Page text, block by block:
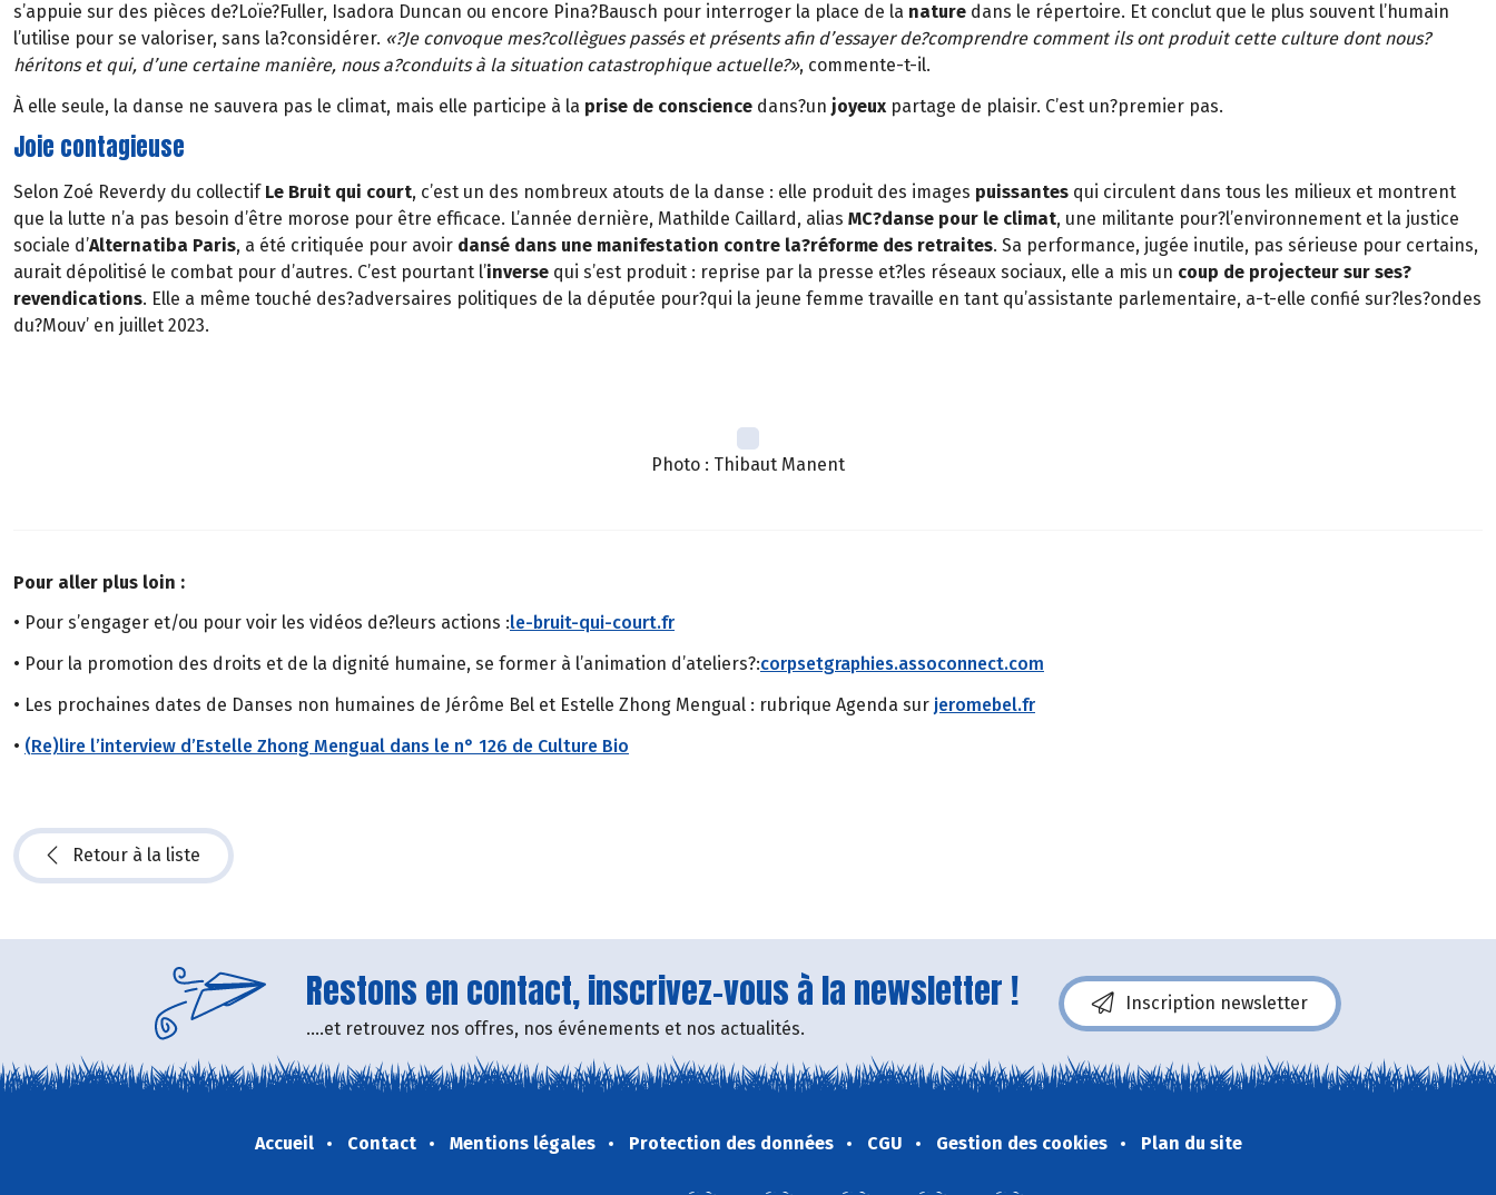
s’appuie sur des pièces de?Loïe?Fuller, Isadora Duncan ou encore Pina?Bausch pour interroger la place de la nature dans le répertoire. Et conclut que le plus souvent l’humain
l’utilise pour se valoriser, sans la?considérer. «?Je convoque mes?collègues passés et présents afin d’essayer de?comprendre comment ils ont produit cette culture dont nous?
héritons et qui, d’une certaine manière, nous a?conduits à la situation catastrophique actuelle?», commente-t-il.
À elle seule, la danse ne sauvera pas le climat, mais elle participe à la prise de conscience dans?un joyeux partage de plaisir. C’est un?premier pas.
Joie contagieuse
Selon Zoé Reverdy du collectifLe Bruit qui court, c’est un des nombreux atouts de la danse : elle produit des images puissantes qui circulent dans tous les milieux et montrent
que la lutte n’a pas besoin d’être morose pour être efficace. L’année dernière, Mathilde Caillard, alias MC?danse pour le climat, une militante pour?l’environnement et la justice
sociale d’Alternatiba Paris, a été critiquée pour avoir dansé dans une manifestation contre la?réforme des retraites. Sa performance, jugée inutile, pas sérieuse pour certains,
aurait dépolitisé le combat pour d’autres. C’est pourtant l’inverse qui s’est produit : reprise par la presse et?les réseaux sociaux, elle a mis un coup de projecteur sur ses?
revendications. Elle a même touché des?adversaires politiques de la députée pour?qui la jeune femme travaille en tant qu’assistante parlementaire, a-t-elle confié sur?les?ondes
du?Mouv’ en juillet 2023.
Photo : Thibaut Manent
Pour aller plus loin :
• Pour s’engager et/ou pour voir les vidéos de?leurs actions :le-bruit-qui-court.fr
• Pour la promotion des droits et de la dignité humaine, se former à l’animation d’ateliers?:corpsetgraphies.assoconnect.com
• Les prochaines dates de Danses non humaines de Jérôme Bel et Estelle Zhong Mengual : rubrique Agenda sur jeromebel.fr
• (Re)lire l’interview d’Estelle Zhong Mengual dans le n° 126 de Culture Bio
Retour à la liste
Restons en contact, inscrivez-vous à la newsletter !
....et retrouvez nos offres, nos événements et nos actualités.
Inscription newsletter
Accueil Contact Mentions légales Protection des données CGU Gestion des cookies Plan du site